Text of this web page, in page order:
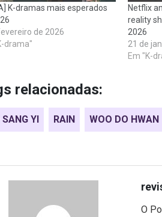
K-dramas mais esperados
de 2026
drama"
Netflix
reality
2026
21 de
Em "K-
relacionadas:
SANG YI RAIN WOO DO HWAN
O